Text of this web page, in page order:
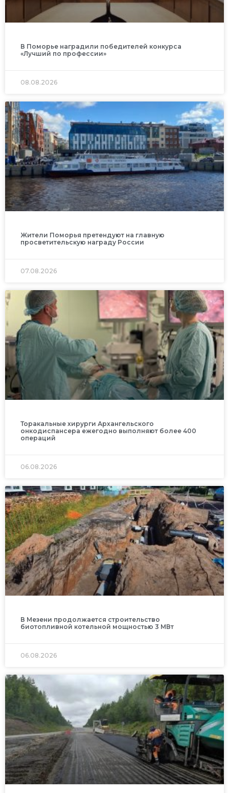
В Поморье наградили победителей конкурса
«Лучший по профессии»
08.08.2026
Жители Поморья претендуют на главную
просветительскую награду России
07.08.2026
Торакальные хирурги Архангельского
онкодиспансера ежегодно выполняют более 400
операций
06.08.2026
В Мезени продолжается строительство
биотопливной котельной мощностью 3 МВт
06.08.2026